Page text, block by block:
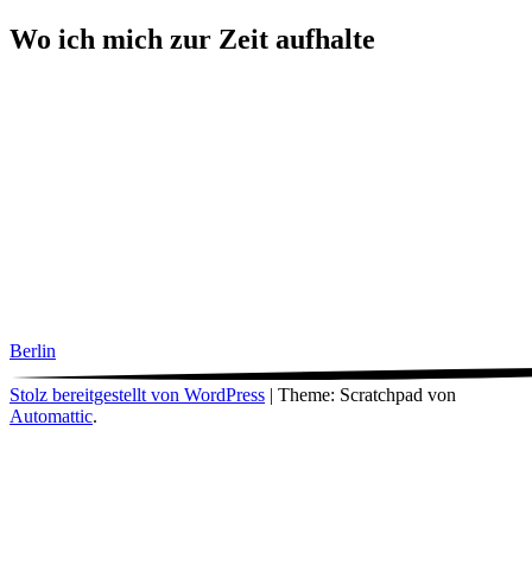
Wo ich mich zur Zeit aufhalte
Berlin
Stolz bereitgestellt von WordPress | Theme: Scratchpad von
Automattic.